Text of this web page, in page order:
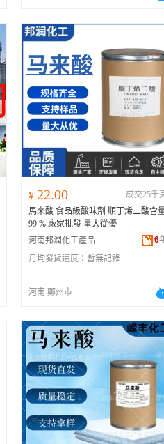
¥ 22.00
成交25千
馬來酸 食品級酸味劑 順丁烯二酸含
99 % 廠家批發 量大從優
河南邦潤化工產品有限公司
6
月均發貨速度： 暫無記錄
河南 鄭州市